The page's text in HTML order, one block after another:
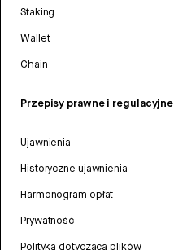
Staking
Wallet
Chain
Przepisy prawne i regulacyjne
Ujawnienia
Historyczne ujawnienia
Harmonogram opłat
Prywatność
Polityka dotycząca plików